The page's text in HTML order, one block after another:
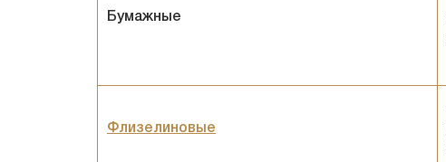
Бумажные
Флизелиновые